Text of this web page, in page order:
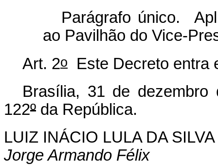
Parágrafo único.
ao Pavilhão do Vice-
Art. 2o
Este Decreto entra
Brasília, 31 de dezembro
122º da República.
LUIZ INÁCIO LULA DA SILVA
Jorge Armando Félix